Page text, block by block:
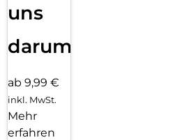
uns
darum!
ab 9,99 €
inkl. MwSt.
Mehr
erfahren